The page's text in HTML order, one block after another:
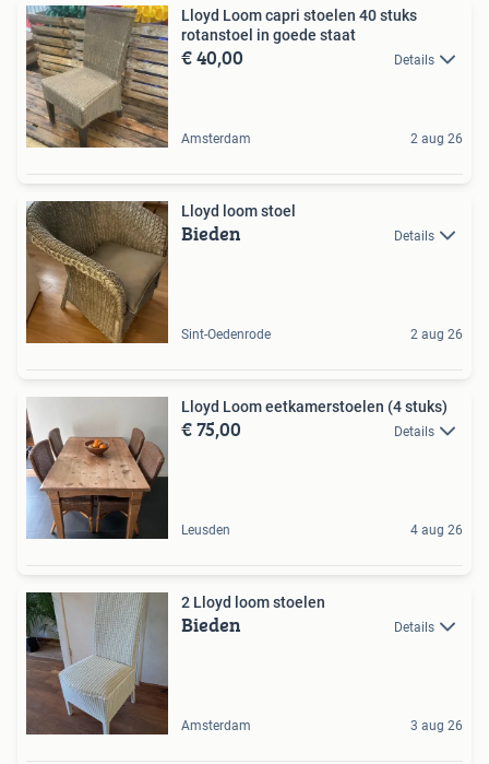
Lloyd Loom capri stoelen 40 stuks
rotanstoel in goede staat
€ 40,00 Details
Amsterdam 2 aug 26
Lloyd loom stoel
Bieden Details
Sint-Oedenrode 2 aug 26
Lloyd Loom eetkamerstoelen (4 stuks)
€ 75,00 Details
Leusden 4 aug 26
2 Lloyd loom stoelen
Bieden Details
Amsterdam 3 aug 26